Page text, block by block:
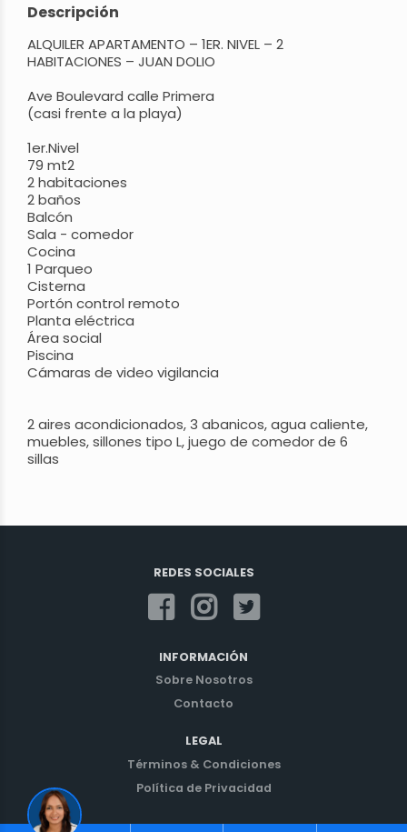
Descripción
ALQUILER APARTAMENTO – 1ER. NIVEL – 2
HABITACIONES – JUAN DOLIO
Ave Boulevard calle Primera
(casi frente a la playa)
1er.Nivel
79 mt2
2 habitaciones
2 baños
Balcón
Sala - comedor
Cocina
1 Parqueo
Cisterna
Portón control remoto
Planta eléctrica
Área social
Piscina
Cámaras de video vigilancia
2 aires acondicionados, 3 abanicos, agua caliente,
muebles, sillones tipo L, juego de comedor de 6
sillas
REDES SOCIALES
INFORMACIÓN
Sobre Nosotros
Contacto
LEGAL
Términos & Condiciones
Política de Privacidad